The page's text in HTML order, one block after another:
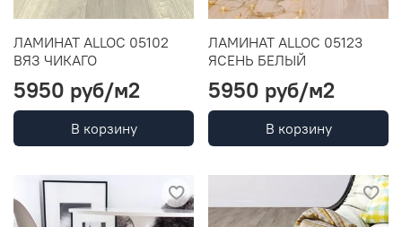
ЛАМИНАТ ALLOC 05102
ВЯЗ ЧИКАГО
5950 руб/м2
В корзину
ЛАМИНАТ ALLOC 05123
ЯСЕНЬ БЕЛЫЙ
5950 руб/м2
В корзину